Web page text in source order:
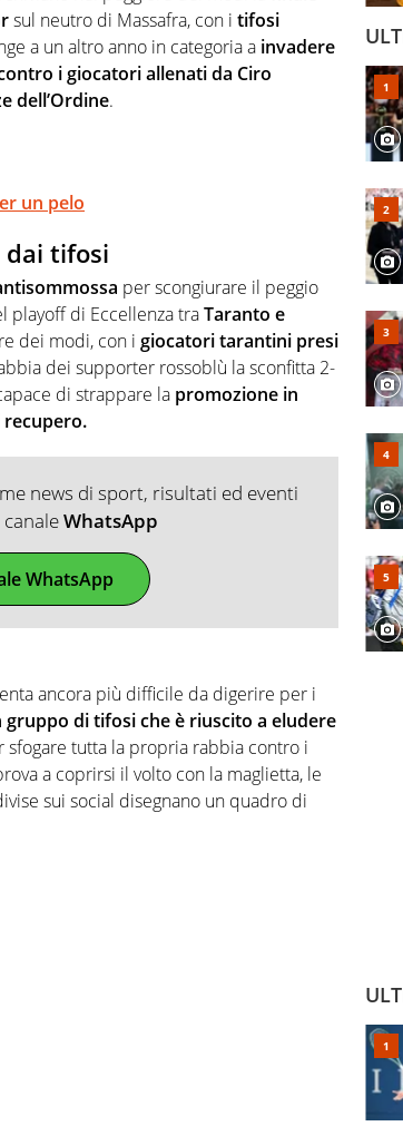
sul neutro di Massafra, con i tifosi
a un altro anno in categoria a invadere
i giocatori allenati da Ciro
dell’Ordine.
un pelo
dai tifosi
per scongiurare il peggio
playoff di Eccellenza traTaranto e
dei modi, con i giocatori tarantini presi
dei supporter rossoblù la sconfitta 2-
di strappare la promozione in
news di sport, risultati ed eventi
WhatsApp
WhatsApp
ancora più difficile da digerire per i
gruppo di tifosi che è riuscito a eludere
sfogare tutta la propria rabbia contro i
a coprirsi il volto con la maglietta, le
sui social disegnano un quadro di